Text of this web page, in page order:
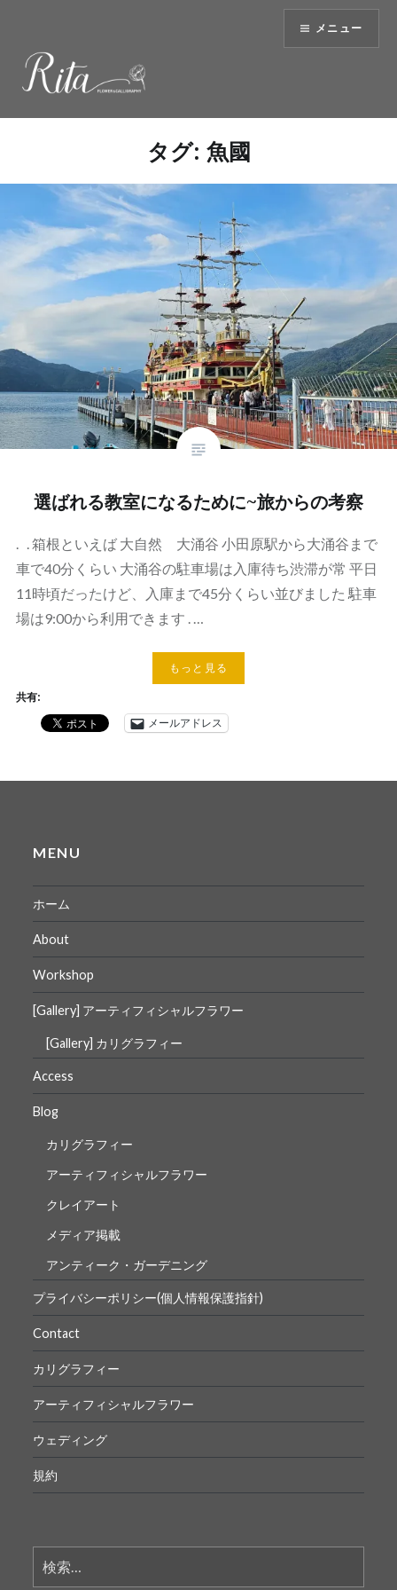
へ
ッ
メニュー
タグ: 魚國
選ばれる教室になるために~旅からの考察
. . 箱根といえば 大自然 大涌谷 小田原駅から大涌谷まで
車で40分くらい 大涌谷の駐車場は入庫待ち渋滞が常 平日
11時頃だったけど、入庫まで45分くらい並びました 駐車
場は9:00から利用できます . …
もっと見る
共有:
メールアドレス
MENU
ホーム
About
Workshop
[Gallery] アーティフィシャルフラワー
[Gallery] カリグラフィー
Access
Blog
カリグラフィー
アーティフィシャルフラワー
クレイアート
メディア掲載
アンティーク・ガーデニング
プライバシーポリシー(個人情報保護指針)
Contact
カリグラフィー
アーティフィシャルフラワー
ウェディング
規約
索: